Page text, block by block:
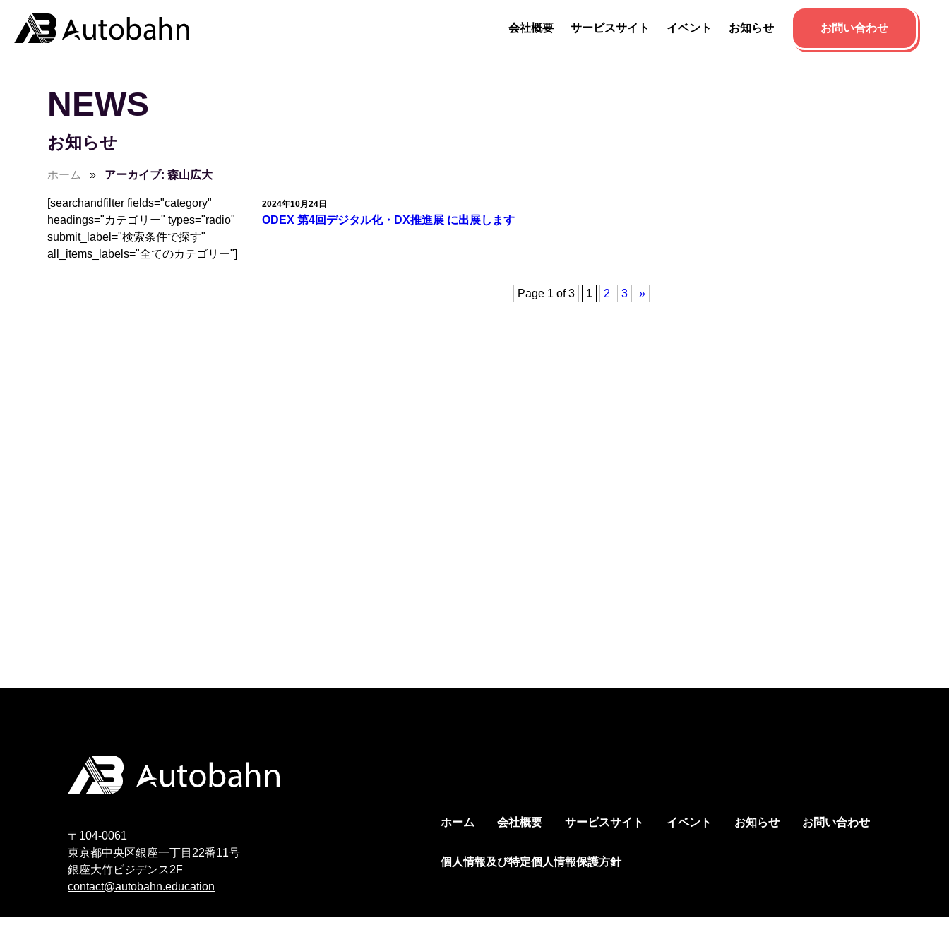
会社概要 サービスサイト イベント お知らせ お問い合わせ
NEWS
お知らせ
ホーム » アーカイブ: 森山広大
[searchandfilter fields="category"
headings="カテゴリー" types="radio"
submit_label="検索条件で探す"
all_items_labels="全てのカテゴリー"]
2024年10月24日
ODEX 第4回デジタル化・DX推進展 に出展します
Page 1 of 3 1 2 3 »
〒104-0061
東京都中央区銀座一丁目22番11号
銀座大竹ビジデンス2F
contact@autobahn.education
ホーム 会社概要 サービスサイト イベント お知らせ お問い合わせ
個人情報及び特定個人情報保護方針